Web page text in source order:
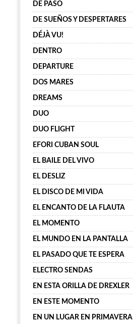
DE PASO
DE SUEÑOS Y DESPERTARES
DÉJÀ VU!
DENTRO
DEPARTURE
DOS MARES
DREAMS
DUO
DUO FLIGHT
EFORI CUBAN SOUL
EL BAILE DEL VIVO
EL DESLIZ
EL DISCO DE MI VIDA
EL ENCANTO DE LA FLAUTA
EL MOMENTO
EL MUNDO EN LA PANTALLA
EL PASADO QUE TE ESPERA
ELECTRO SENDAS
EN ESTA ORILLA DE DREXLER
EN ESTE MOMENTO
EN UN LUGAR EN PRIMAVERA